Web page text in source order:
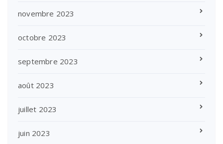
novembre 2023
octobre 2023
septembre 2023
août 2023
juillet 2023
juin 2023